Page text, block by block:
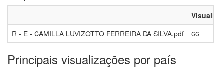
R - E - CAMILLA LUVIZOTTO FERREIRA DA SILVA.pdf
66
Principais visualizações por país